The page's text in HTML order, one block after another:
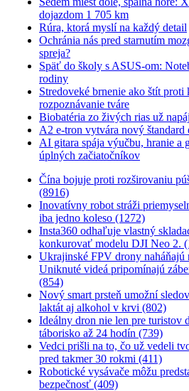
dojazdom 1 705 km
Rúra, ktorá myslí na každý detail
Ochránia nás pred starnutím
spreja?
Späť do školy s ASUS-om:
rodiny
Stredoveké brnenie ako štít proti
rozpoznávanie tváre
Biobatéria zo živých rias už
A2 e-tron vytvára nový
AI gitara spája výučbu, hranie a
úplných začiatočníkov
Čína bojuje proti rozširovaniu
(8916)
Inovatívny robot stráži
iba jedno koleso (1272)
Insta360 odhaľuje vlastný
konkurovať modelu DJI Neo 2.
Ukrajinské FPV drony naháňajú
Uniknuté videá pripomínajú
(854)
Nový smart prsteň umožní
laktát aj alkohol v krvi (802)
Ideálny dron nie len pre turistov
táborisko až 24 hodín (739)
Vedci prišli na to, čo už vedeli
pred takmer 30 rokmi (411)
Robotické vysávače môžu
bezpečnosť (409)